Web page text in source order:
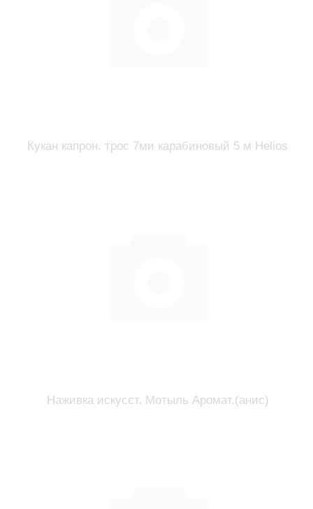
Кукан капрон. трос 7ми карабиновый 5 м Helios
Наживка искусст. Мотыль Аромат.(анис)